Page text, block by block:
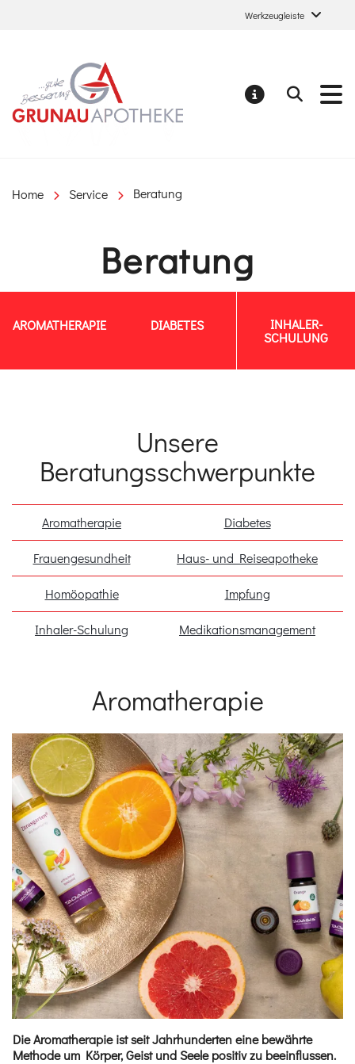
Werkzeugleiste
Suchen
Home Service Beratung
Beratung
AROMATHERAPIE DIABETES
INHALER-
SCHULUNG
Einleitung
Unsere
Beratungsschwerpunkte
Inhalt
Aromatherapie Diabetes
Frauengesundheit Haus- und Reiseapotheke
Homöopathie Impfung
Inhaler-Schulung Medikationsmanagement
Einleitung
Aromatherapie
Die Aromatherapie ist seit Jahrhunderten eine bewährte
Methode um Körper, Geist und Seele positiv zu beeinflussen.